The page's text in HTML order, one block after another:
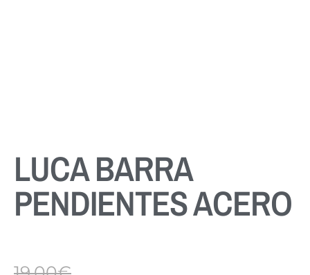
LUCA BARRA
PENDIENTES ACERO